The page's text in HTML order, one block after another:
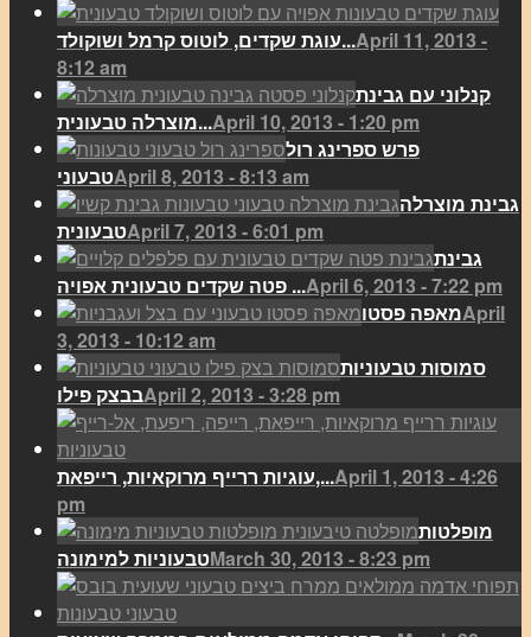
עוגת שקדים, לוטוס קרמל ושוקולד...April 11, 2013 -
8:12 am
קנלוני עם גבינת
מוצרלה טבעונית...April 10, 2013 - 1:20 pm
פרש ספרינג רול
טבעוניApril 8, 2013 - 8:13 am
גבינת מוצרלה
טבעוניתApril 7, 2013 - 6:01 pm
גבינת
פטה שקדים טבעונית אפויה ...April 6, 2013 - 7:22 pm
מאפה פסטוApril
3, 2013 - 10:12 am
סמוסות טבעוניות
בבצק פילוApril 2, 2013 - 3:28 pm
עוגיות ררייף מרוקאיות, רייפאת,...April 1, 2013 - 4:26
pm
מופלטות
טבעוניות למימונהMarch 30, 2013 - 8:23 pm